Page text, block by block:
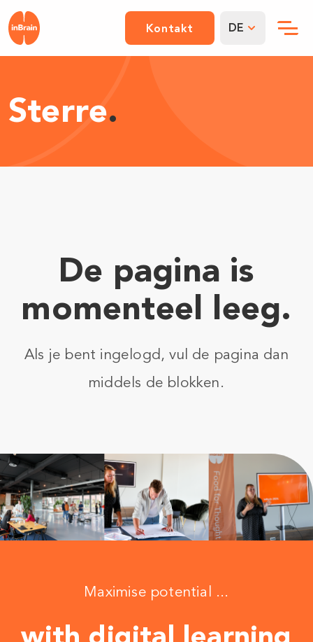
Kontakt DE
Sterre.
De pagina is
momenteel leeg.
Als je bent ingelogd, vul de pagina dan
middels de blokken.
Maximise potential ...